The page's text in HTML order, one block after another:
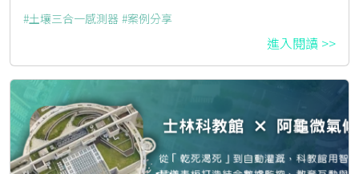
土壤三合一感測器 案例分享
進入閱讀 >>